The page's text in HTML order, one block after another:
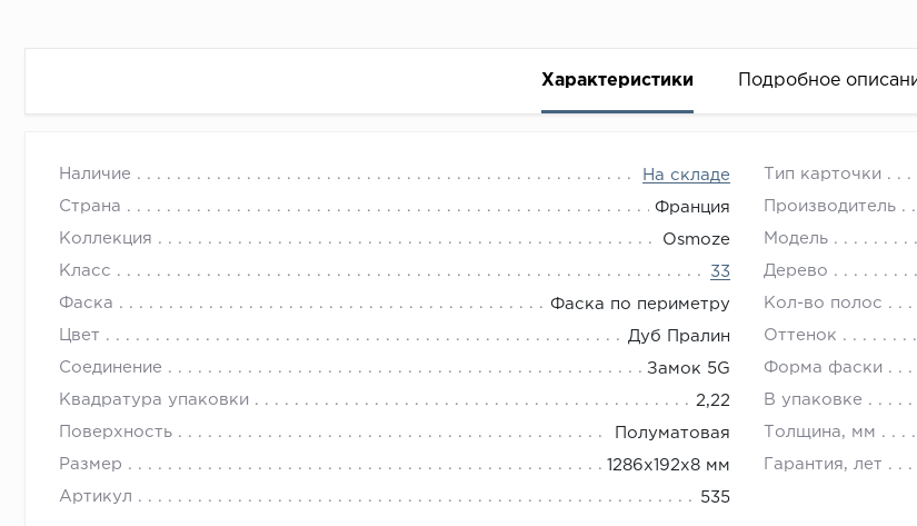
Характеристики Подробное
Наличие На складе Тип карточки
Страна Франция Производитель
Коллекция Osmoze Модель
Класс 33 Дерево
Фаска Фаска по периметру Кол-во полос
Цвет Дуб Пралин Оттенок
Соединение Замок 5G Форма фаски
Квадратура упаковки 2,22 В упаковке
Поверхность Полуматовая Толщина, мм
Размер 1286х192х8 мм Гарантия, лет
Артикул 535